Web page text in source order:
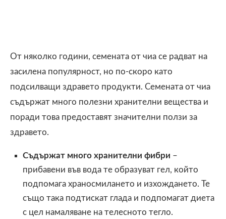
От няколко години, семената от чиа се радват на
засилена популярност, но по-скоро като
подсилващи здравето продукти. Семената от чиа
съдържат много полезни хранителни вещества и
поради това предоставят значителни ползи за
здравето.
Съдържат много хранителни фибри –
прибавени във вода те образуват гел, който
подпомага храносмилането и изхождането. Те
също така подтискат глада и подпомагат диета
с цел намаляване на телесното тегло.